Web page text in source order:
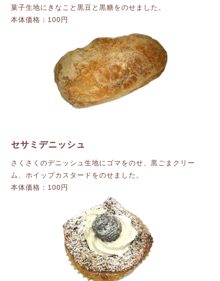
菓子生地にきなこと黒豆と黒糖をのせました。
本体価格：100円
セサミデニッシュ
さくさくのデニッシュ生地にゴマをのせ、黒ごまクリー
ム、ホイップカスタードをのせました。
本体価格：100円